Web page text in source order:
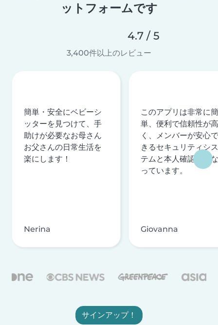
ットフォームです
4.7 / 5
3,400件以上のレビュー
簡単・安全にベビーシ
ッターを見つけて、手
助けが必要なお母さん
お父さんの日常生活を
楽にします！
Nerina
このアプリは非常に簡
単、便利で信頼性が高
く、メンバーが安心で
きるセキュリティシス
テムと本人確認を行な
っています。
Giovanna
サインアップ！